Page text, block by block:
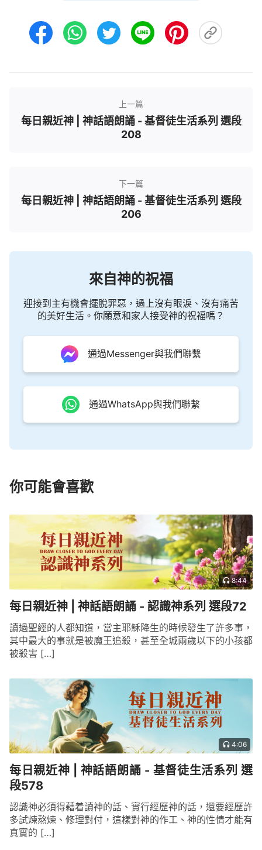
舊，在他作的工作全是釋放、全是自由，他怎麽作都
對，只要是他在受造之物身上作的工作，你就得完全
己的意思、按着他的智慧作工作，并不是按着人的選
處的他就作，若對他的工作没益處，再好也不行！他
是按着工作意義、按着工作目的作工作，選擇作工對
到真實的果效，要達到預期的目的，現在你如果認識
不到這些，這工作在你身上就達不到果效了。
——《話・卷一 神的顯現與作工・神是所有受造之
上一篇
每日親近神 | 神話語朗誦 - 基督徒生活系列 選段
208
下一篇
每日親近神 | 神話語朗誦 - 基督徒生活系列 選段
206
來自神的祝福
迎接到主有機會擺脫罪惡，過上沒有眼淚、沒有痛苦
的美好生活。你願意和家人接受神的祝福嗎？
通過Messenger與我們聯繫
通過WhatsApp與我們聯繫
你可能會喜歡
8:44
每日親近神 | 神話語朗誦 - 認識神系列 選段72
讀過聖經的人都知道，當主耶穌降生的時候發生了許多事，
其中最大的事就是被魔王追殺，甚至全城兩歲以下的小孩都
被殺害 […]
4:06
每日親近神 | 神話語朗誦 - 基督徒生活系列 選
段578
認識神必須得藉着讀神的話、實行經歷神的話，還要經歷許
多試煉熬煉、修理對付，這樣對神的作工、神的性情才能有
真實的 […]